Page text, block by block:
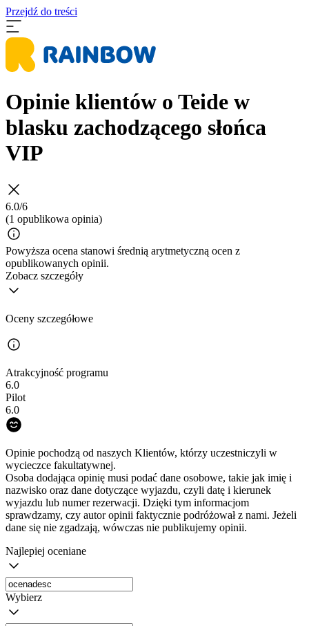
Przejdź do treści
Opinie klientów o Teide w
blasku zachodzącego słońca
VIP
6.0/6
(1 opublikowa opinia)
Powyższa ocena stanowi średnią arytmetyczną ocen z
opublikowanych opinii.
Zobacz szczegóły
Oceny szczegółowe
Atrakcyjność programu
6.0
Pilot
6.0
Opinie pochodzą od naszych Klientów, którzy uczestniczyli w
wycieczce fakultatywnej.
Osoba dodająca opinię musi podać dane osobowe, takie jak imię i
nazwisko oraz dane dotyczące wyjazdu, czyli datę i kierunek
wyjazdu lub numer rezerwacji. Dzięki tym informacjom
sprawdzamy, czy autor opinii faktycznie podróżował z nami. Jeżeli
dane się nie zgadzają, wówczas nie publikujemy opinii.
Najlepiej oceniane
Wybierz